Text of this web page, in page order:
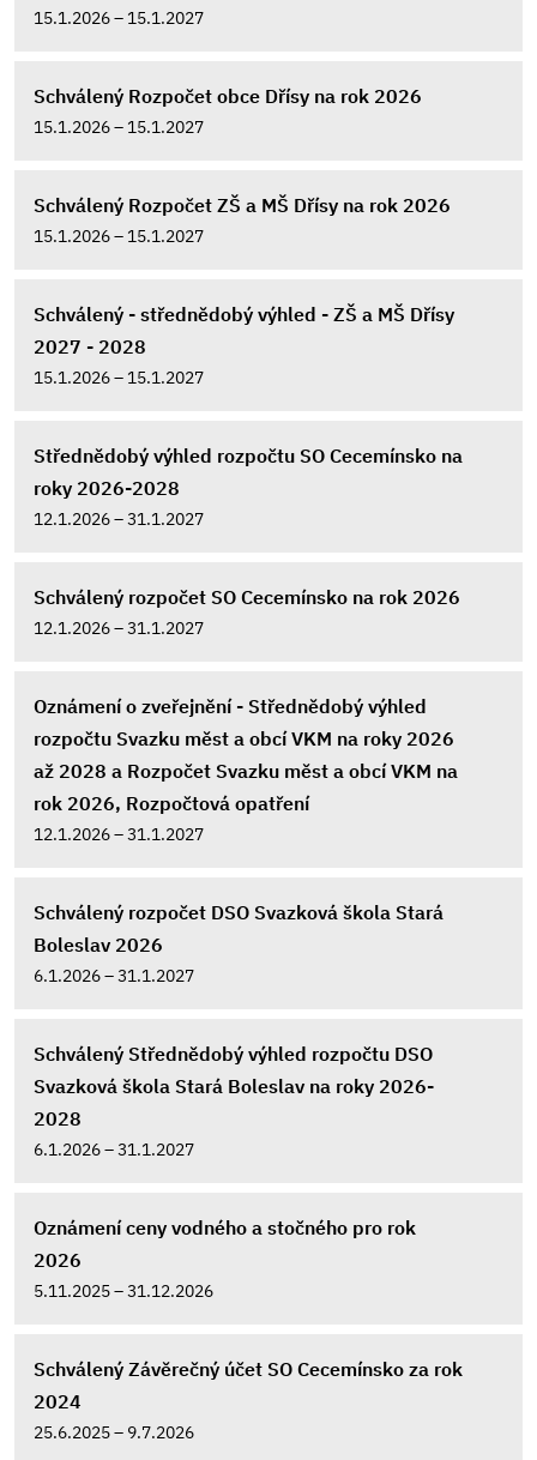
15.1.2026 – 15.1.2027
Schválený Rozpočet obce Dřísy na rok 2026
15.1.2026 – 15.1.2027
Schválený Rozpočet ZŠ a MŠ Dřísy na rok 2026
15.1.2026 – 15.1.2027
Schválený - střednědobý výhled - ZŠ a MŠ Dřísy
2027 - 2028
15.1.2026 – 15.1.2027
Střednědobý výhled rozpočtu SO Cecemínsko na
roky 2026-2028
12.1.2026 – 31.1.2027
Schválený rozpočet SO Cecemínsko na rok 2026
12.1.2026 – 31.1.2027
Oznámení o zveřejnění - Střednědobý výhled
rozpočtu Svazku měst a obcí VKM na roky 2026
až 2028 a Rozpočet Svazku měst a obcí VKM na
rok 2026, Rozpočtová opatření
12.1.2026 – 31.1.2027
Schválený rozpočet DSO Svazková škola Stará
Boleslav 2026
6.1.2026 – 31.1.2027
Schválený Střednědobý výhled rozpočtu DSO
Svazková škola Stará Boleslav na roky 2026-
2028
6.1.2026 – 31.1.2027
Oznámení ceny vodného a stočného pro rok
2026
5.11.2025 – 31.12.2026
Schválený Závěrečný účet SO Cecemínsko za rok
2024
25.6.2025 – 9.7.2026